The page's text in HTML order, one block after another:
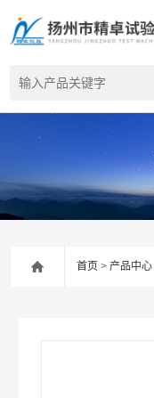
首页 >产品中心